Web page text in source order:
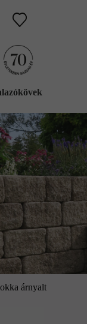
árnyalt